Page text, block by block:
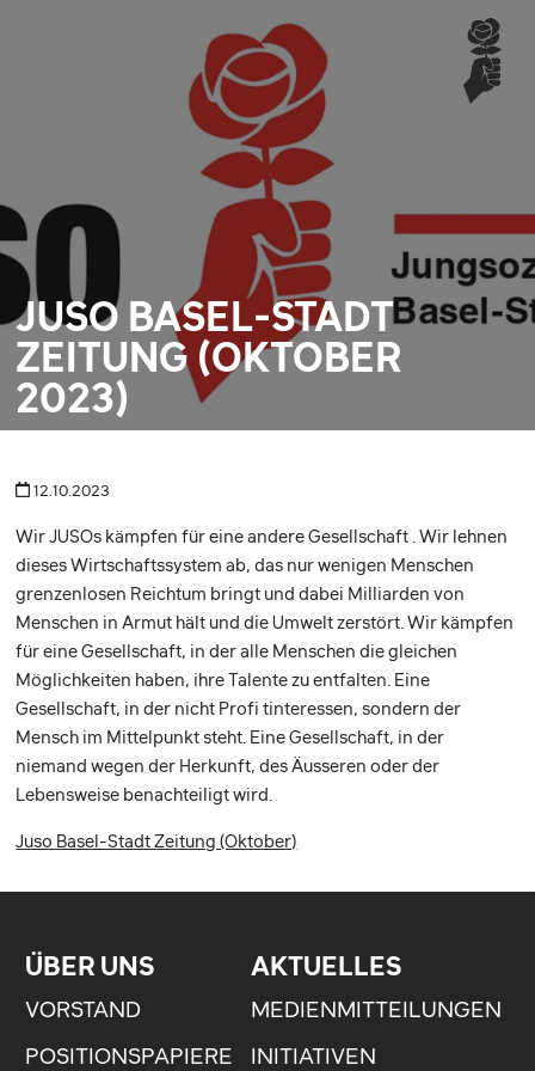
JUSO BASEL-STADT
ZEITUNG (OKTOBER
2023)
12.10.2023
Wir JUSOs kämpfen für eine andere Gesellschaft . Wir lehnen
dieses Wirtschaftssystem ab, das nur wenigen Menschen
grenzenlosen Reichtum bringt und dabei Milliarden von
Menschen in Armut hält und die Umwelt zerstört. Wir kämpfen
für eine Gesellschaft, in der alle Menschen die gleichen
Möglichkeiten haben, ihre Talente zu entfalten. Eine
Gesellschaft, in der nicht Profi tinteressen, sondern der
Mensch im Mittelpunkt steht. Eine Gesellschaft, in der
niemand wegen der Herkunft, des Äusseren oder der
Lebensweise benachteiligt wird.
Juso Basel-Stadt Zeitung (Oktober)
ÜBER UNS
VORSTAND
POSITIONSPAPIERE
AKTUELLES
MEDIENMITTEILUNGEN
INITIATIVEN